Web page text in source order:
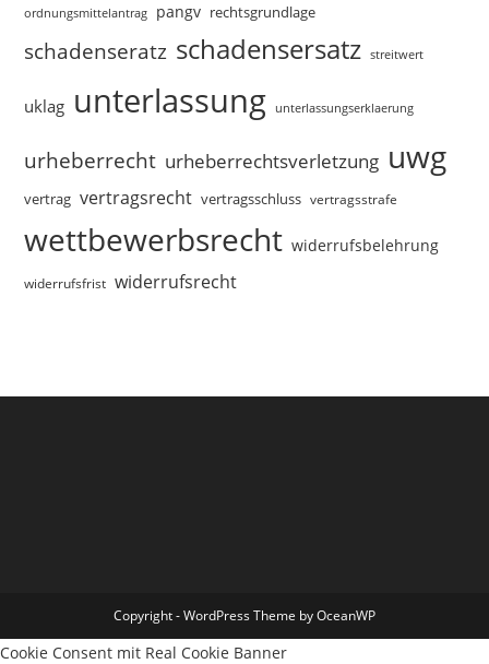
ordnungsmittelantrag pangv rechtsgrundlage
schadenseratz schadensersatz streitwert
uklag unterlassung unterlassungserklaerung
urheberrecht urheberrechtsverletzung uwg
vertrag vertragsrecht vertragsschluss vertragsstrafe
wettbewerbsrecht widerrufsbelehrung
widerrufsfrist widerrufsrecht
Copyright - WordPress Theme by OceanWP
Cookie Consent mit Real Cookie Banner